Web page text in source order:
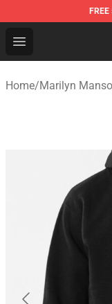
FREE
Open menu
Marilyn
Home/Marilyn